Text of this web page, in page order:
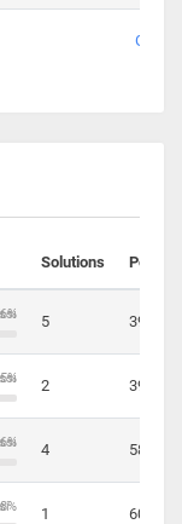
Ge0
Solutions Points
5 39
2 39
4 58
1 60